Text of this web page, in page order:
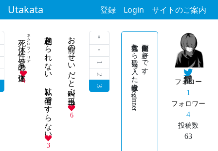
Utakata 登録 Login サイトのご案内
フォロー
1
フォロワー
4
投稿数
63
自由律短歌が好きです。
芸人短歌から短歌に入った途轍もBeginner
« 最初
‹ 前
1
2
3
お前のせいだと叫ぶ目玉2つ
6
朝起きられない、私は何者ですらない
3
死体性愛者ネクロフィリア
の遺体
4